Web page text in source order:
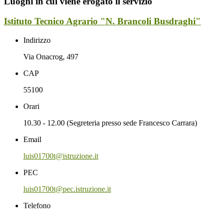
Istituto Tecnico Agrario "N. Brancoli Busdraghi"
Indirizzo
Via Onacrog, 497
CAP
55100
Orari
10.30 - 12.00 (Segreteria presso sede Francesco Carrara)
Email
luis01700t@istruzione.it
PEC
luis01700t@pec.istruzione.it
Telefono